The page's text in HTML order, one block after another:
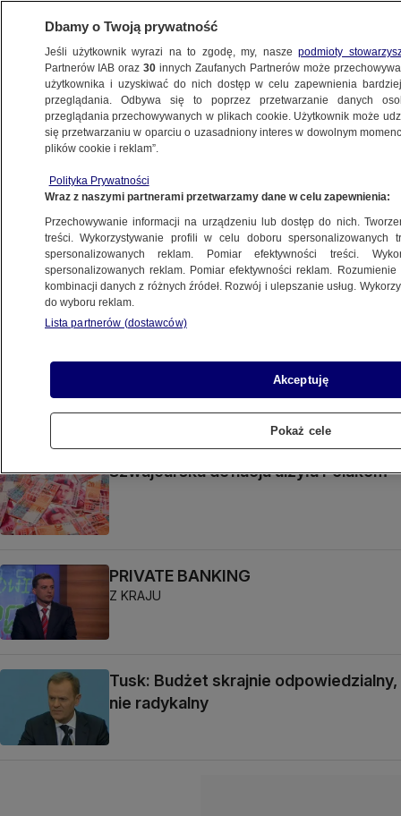
BIZNES
NAJNOWSZE
KGHM kupuje za 10 mld zł. Kurs ostro
w dół
Masz prąd, płacisz rtv? Tusk przeciw
KGHM kupuje, ale płaci dywidendę
Szwajcarska deflacja ulżyła Polakom
PRIVATE BANKING
Z KRAJU
Tusk: Budżet skrajnie odpowiedzialny,
nie radykalny
Dbamy o Twoją prywatność
Jeśli użytkownik wyrazi na to zgodę, my, naszepodmioty
Partnerów IAB oraz30 innych Zaufanych Partnerów może
użytkownika i uzyskiwać do nich dostęp w celu zapewnienia
przeglądania. Odbywa się to poprzez przetwarzanie danych
przeglądania przechowywanych w plikach cookie. Użytkownik może
się przetwarzaniu w oparciu o uzasadniony interes w dowolnym
plików cookie i reklam”.
Polityka Prywatności
Wraz z naszymi partnerami przetwarzamy dane w celu zapewnienia:
Przechowywanie informacji na urządzeniu lub dostęp do nich.
treści. Wykorzystywanie profili w celu doboru spersonalizowanych
spersonalizowanych reklam. Pomiar efektywności treści.
spersonalizowanych reklam. Pomiar efektywności reklam.
kombinacji danych z różnych źródeł. Rozwój i ulepszanie usług.
do wyboru reklam.
Lista partnerów (dostawców)
Akceptuję
Pokaż cele